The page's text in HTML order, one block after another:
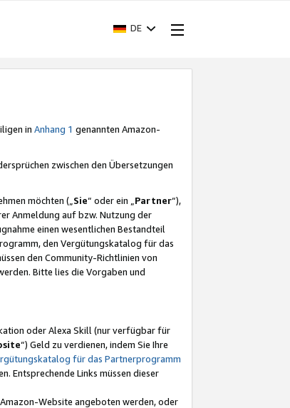
DE
in Anhang 1 genannten Amazon-
zwischen den Übersetzungen
möchten („Sie“ oder ein „Partner“),
Anmeldung auf bzw. Nutzung der
einen wesentlichen Bestandteil
den Vergütungskatalog für das
den Community-Richtlinien von
Bitte lies die Vorgaben und
oder Alexa Skill (nur verfügbar für
“) Geld zu verdienen, indem Sie Ihre
für das Partnerprogramm
Entsprechende Links müssen dieser
Website angeboten werden, oder